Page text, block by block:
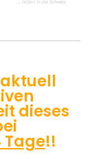
aktuell
dieses
!!